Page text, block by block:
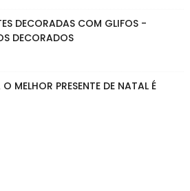
DECORADAS COM GLIFOS -
DECORADOS
MELHOR PRESENTE DE NATAL É